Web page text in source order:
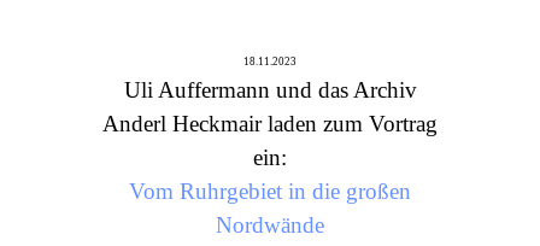
18.11.2023
Uli Auffermann und das Archiv
Anderl Heckmair laden zum Vortrag
ein:
Vom Ruhrgebiet in die großen
Nordwände